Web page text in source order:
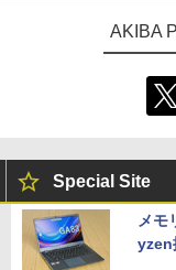
AKIBA
Special Site
メモ
yzen